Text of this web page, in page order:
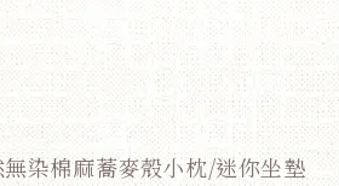
染棉麻蕎麥殼小枕/迷你坐墊